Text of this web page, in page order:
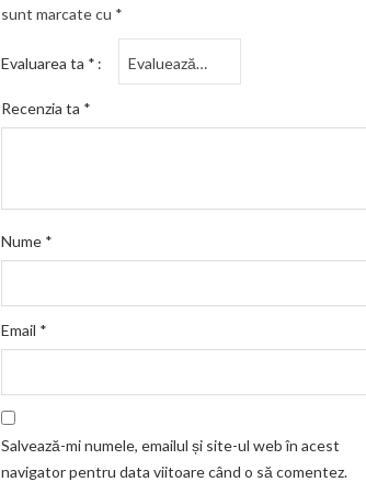
sunt marcate cu *
Evaluarea ta *
Recenzia ta *
Nume *
Email *
Salvează-mi numele, emailul și site-ul web în acest
navigator pentru data viitoare când o să comentez.